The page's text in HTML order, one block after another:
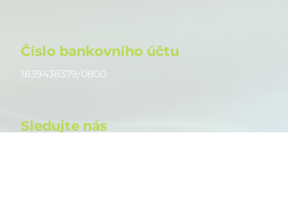
Číslo bankovního účtu
1839438379/0800
Sledujte nás